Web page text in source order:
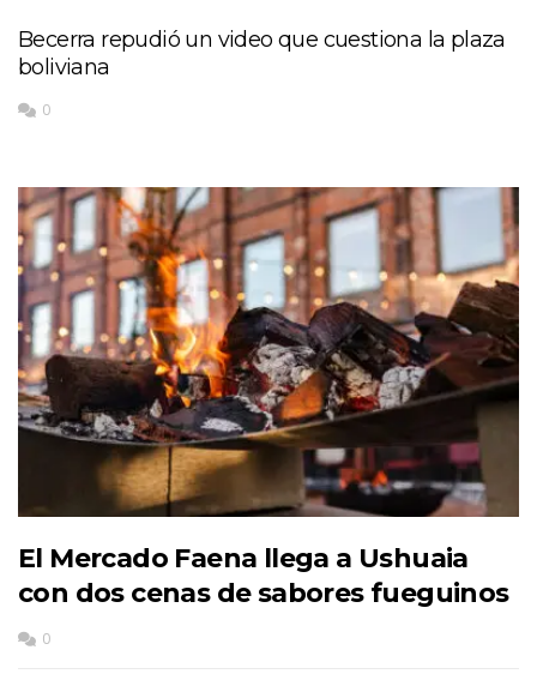
Becerra repudió un video que cuestiona la plaza
boliviana
0
El Mercado Faena llega a Ushuaia
con dos cenas de sabores fueguinos
0